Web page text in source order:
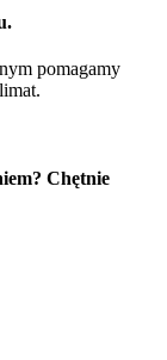
pomagamy
Chętnie